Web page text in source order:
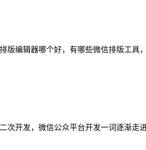
版编辑器哪个好，有哪些微信排版工
开发，微信公众平台开发一词逐渐